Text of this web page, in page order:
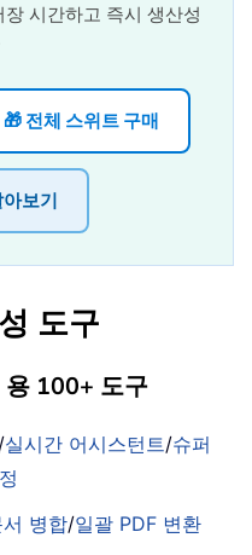
시간하고 즉시 생산성
🎁 전체 스위트 구매
보기
도구
100+ 도구
/실시간 어시스턴트/슈퍼
서 병합/일괄 PDF 변환